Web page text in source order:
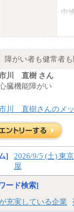
中
（
（
※
※業
範
障がい者も健常者
川 直樹 さん
臓機能障がい
川 直樹さんのメ
] 2026/9/5 (土) 東京
屋
ード検索]
充実している企業